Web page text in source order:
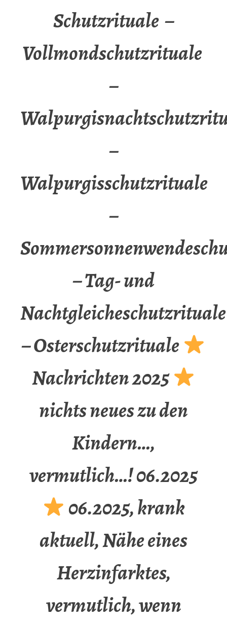
Schutzrituale –
Vollmondschutzrituale
–
–
Walpurgisschutzrituale
–
– Tag- und
Nachtgleicheschutzrituale
– Osterschutzrituale
Nachrichten 2025
nichts neues zu den
Kindern…,
vermutlich…! 06.2025
06.2025, krank
aktuell, Nähe eines
Herzinfarktes,
vermutlich, wenn